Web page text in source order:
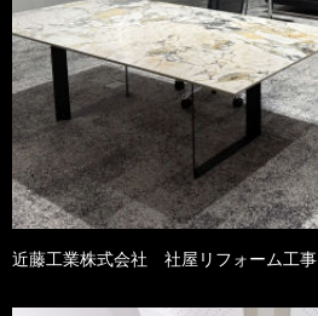
近藤工業株式会社 社屋リフォーム工事